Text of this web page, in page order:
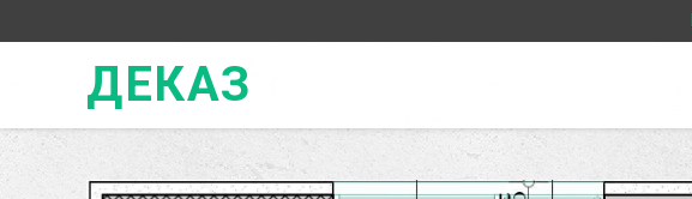
ДЕКАЗ